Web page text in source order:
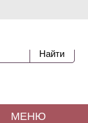
МЕНЮ